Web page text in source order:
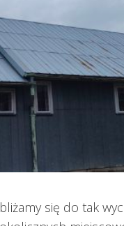
się do tak